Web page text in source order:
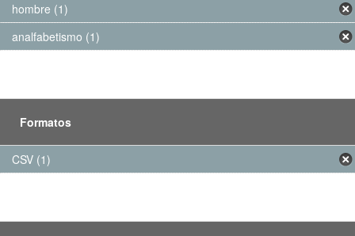
hombre (1)
analfabetismo (1)
Formatos
CSV (1)